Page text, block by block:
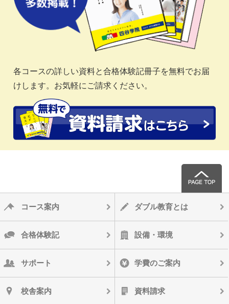
各コースの詳しい資料と合格体験記冊子を無料でお届
けします。お気軽にご請求ください。
コース案内 ダブル教育とは
合格体験記 設備・環境
サポート 学費のご案内
校舎案内 資料請求